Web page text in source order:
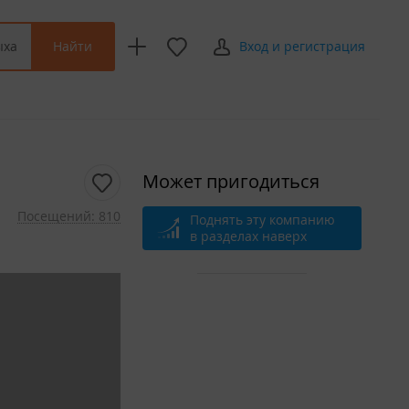
Найти Вход и регистрация
Посещений: 810
Может пригодиться
Поднять эту компанию
в разделах наверх